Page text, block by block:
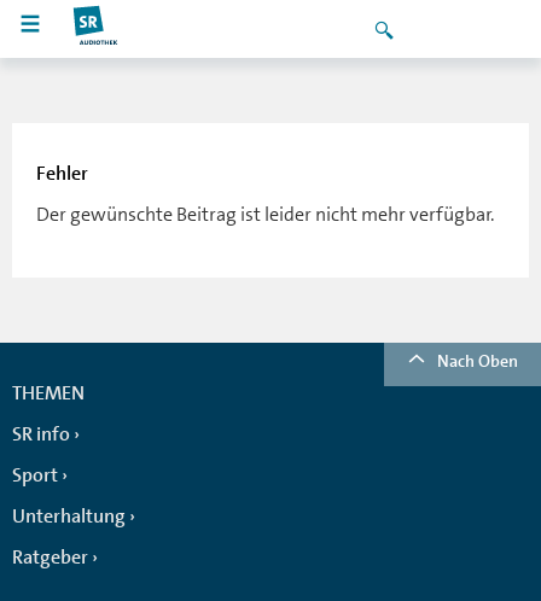
Fehler
Der gewünschte Beitrag ist leider nicht mehr verfügbar.
Nach Oben
THEMEN
SR info
Sport
Unterhaltung
Ratgeber